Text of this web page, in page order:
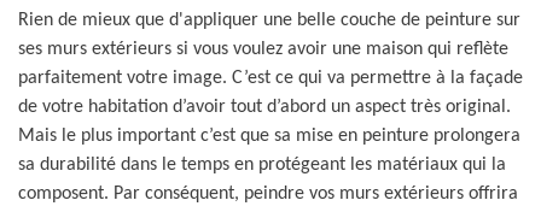
Rien de mieux que d'appliquer une belle couche de peinture sur
ses murs extérieurs si vous voulez avoir une maison qui reflète
parfaitement votre image. C’est ce qui va permettre à la façade
de votre habitation d’avoir tout d’abord un aspect très original.
Mais le plus important c’est que sa mise en peinture prolongera
sa durabilité dans le temps en protégeant les matériaux qui la
composent. Par conséquent, peindre vos murs extérieurs offrira